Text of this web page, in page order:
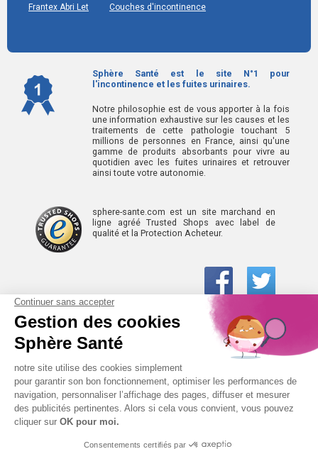
Frantex Abri Let
Couches d'incontinence
Sphère Santé est le site N°1 pour
l'incontinence et les fuites urinaires.
Notre philosophie est de vous apporter à la fois
une information exhaustive sur les causes et les
traitements de cette pathologie touchant 5
millions de personnes en France, ainsi qu'une
gamme de produits absorbants pour vivre au
quotidien avec les fuites urinaires et retrouver
ainsi toute votre autonomie.
sphere-sante.com est un site marchand en
ligne agréé Trusted Shops avec label de
qualité et la Protection Acheteur.
01 61 30 15 94
(prix d’un appel local)
CONTACTEZ-NOUS
SPHÈRE-SANTÉ © 2026